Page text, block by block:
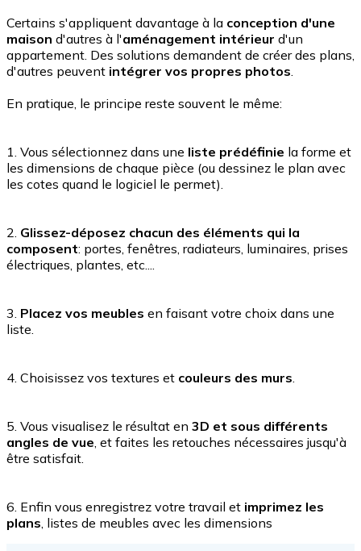
Certains s'appliquent davantage à la conception d'une
maison d'autres à l'aménagement intérieur d'un
appartement. Des solutions demandent de créer des plans,
d'autres peuvent intégrer vos propres photos.
En pratique, le principe reste souvent le même:
1. Vous sélectionnez dans une liste prédéfinie la forme et
les dimensions de chaque pièce (ou dessinez le plan avec
les cotes quand le logiciel le permet).
2. Glissez-déposez chacun des éléments qui la
composent: portes, fenêtres, radiateurs, luminaires, prises
électriques, plantes, etc....
3. Placez vos meubles en faisant votre choix dans une
liste.
4. Choisissez vos textures et couleurs des murs.
5. Vous visualisez le résultat en 3D et sous différents
angles de vue, et faites les retouches nécessaires jusqu'à
être satisfait.
6. Enfin vous enregistrez votre travail et imprimez les
plans, listes de meubles avec les dimensions